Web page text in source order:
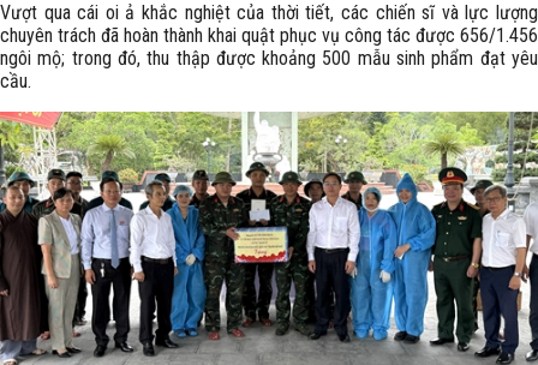
Vượt qua cái oi ả khắc nghiệt của thời tiết, các chiến sĩ và lực lượng
chuyên trách đã hoàn thành khai quật phục vụ công tác được 656/1.456
ngôi mộ; trong đó, thu thập được khoảng 500 mẫu sinh phẩm đạt yêu
cầu.